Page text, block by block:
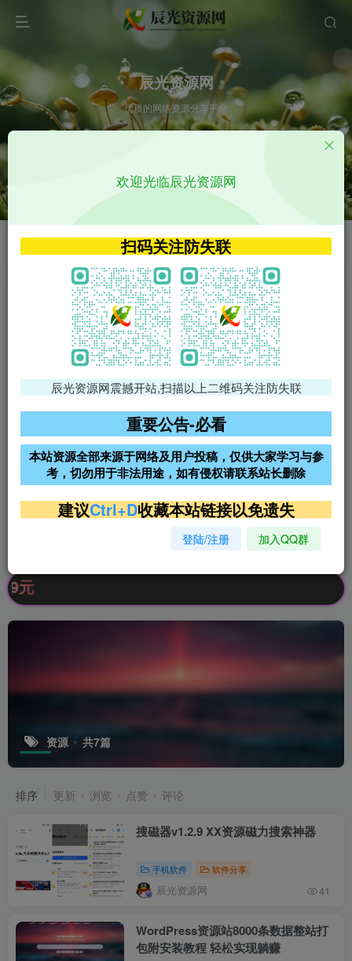
辰光资源网
优质的网络资源分享平台
VIP特权介绍 APP源码
VIP特权介绍
火
VIP特权介绍
影视源码
影视源码
免费领支付宝红包
腾讯轻量4核4G3M服务器38元/
阿里云2核2G200M服务器68元/
年
雨云高防免备案服务器
超低价文字广告位招租 超低价文字广告位招租
超低价文字广告位招租
资源 共7篇
排序 更新 浏览 点赞 评论
搜磁器v1.2.9 XX资源磁力搜索神器
手机软件 软件分享
辰光资源网 41
WordPress资源站8000条数据整站打
包附安装教程 轻松实现躺赚
欢迎光临辰光资源网
扫码关注防失联
辰光资源网震撼开站,扫描以上二维码关注防失联
重要公告-必看
本站资源全部来源于网络及用户投稿，仅供大家学习与参
考，切勿用于非法用途，如有侵权请联系站长删除
建议Ctrl+D收藏本站链接以免遗失
登陆/注册 加入QQ群